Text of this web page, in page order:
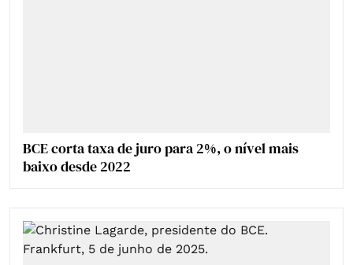
BCE corta taxa de juro para 2%, o nível mais
baixo desde 2022